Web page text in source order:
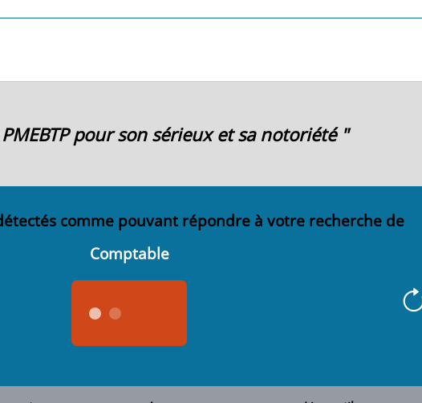
PMEBTP pour son sérieux et sa notoriété "
comme pouvant répondre à votre recherche de
Comptable